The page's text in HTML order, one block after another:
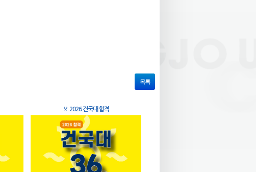
목록
🏅 2026 건국대 합격